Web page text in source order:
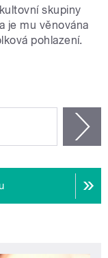
skupiny
je mu věnována
pohlazení.